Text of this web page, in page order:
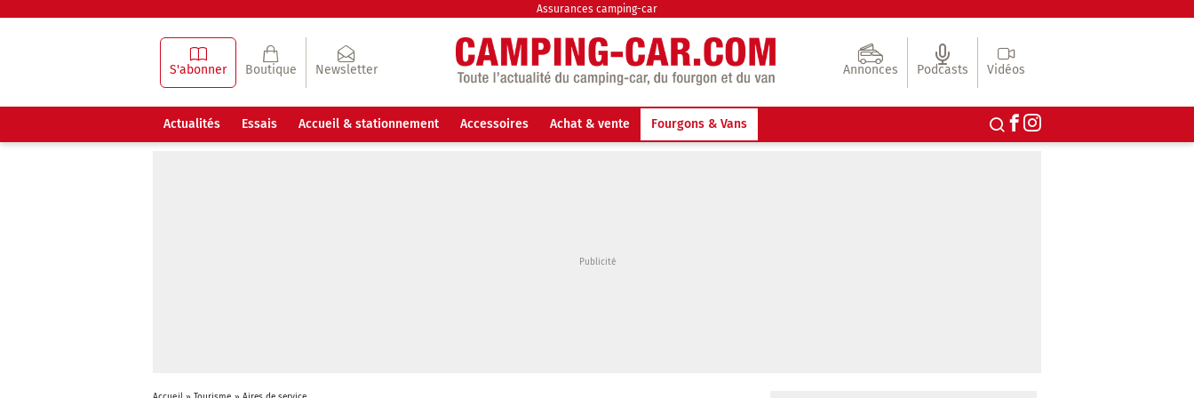
Assurances camping-car
S'abonner Boutique Newsletter Annonces Podcasts Vidéos
Actualités Essais Accueil & stationnement Accessoires Achat & vente Fourgons & Vans